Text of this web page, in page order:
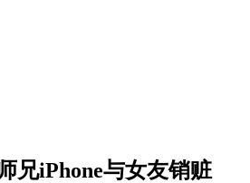
兄iPhone与女友销赃